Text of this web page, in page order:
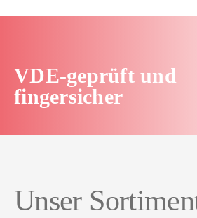
VDE-geprüft und
fingersicher
Unser